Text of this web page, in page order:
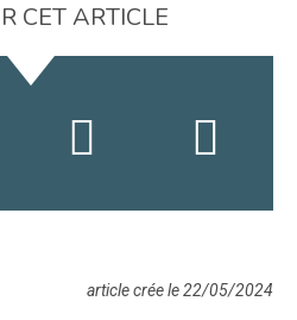
CET ARTICLE
article crée le 22/05/2024